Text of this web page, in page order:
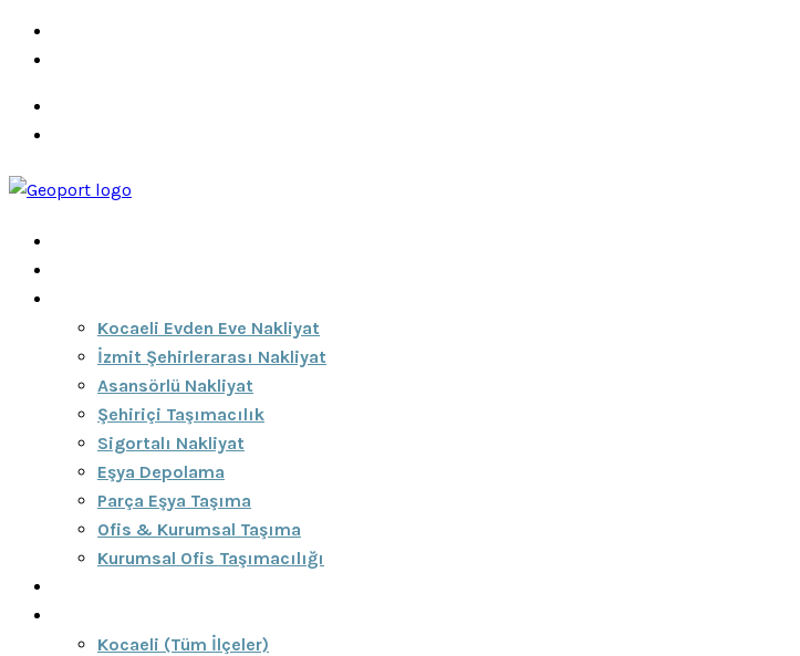
Kocaeli Evden Eve Nakliyat
İzmit Şehirlerarası Nakliyat
Asansörlü Nakliyat
Şehiriçi Taşımacılık
Sigortalı Nakliyat
Eşya Depolama
Parça Eşya Taşıma
Ofis & Kurumsal Taşıma
Kurumsal Ofis Taşımacılığı
Kocaeli (Tüm İlçeler)